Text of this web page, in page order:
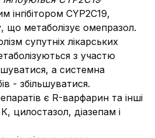
CYP2C19,
що метаболізує омепразол.
супутніх лікарських
з участю
а системна
- збільшуватися.
є R-варфарин та інші
К, цилостазол, діазепам і